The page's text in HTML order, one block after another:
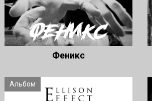
Феникс
Альбом